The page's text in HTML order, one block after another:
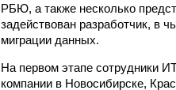
РБЮ, а также несколько
задействован разработчик, в
миграции данных.
На первом этапе сотрудники
компании в Новосибирске,